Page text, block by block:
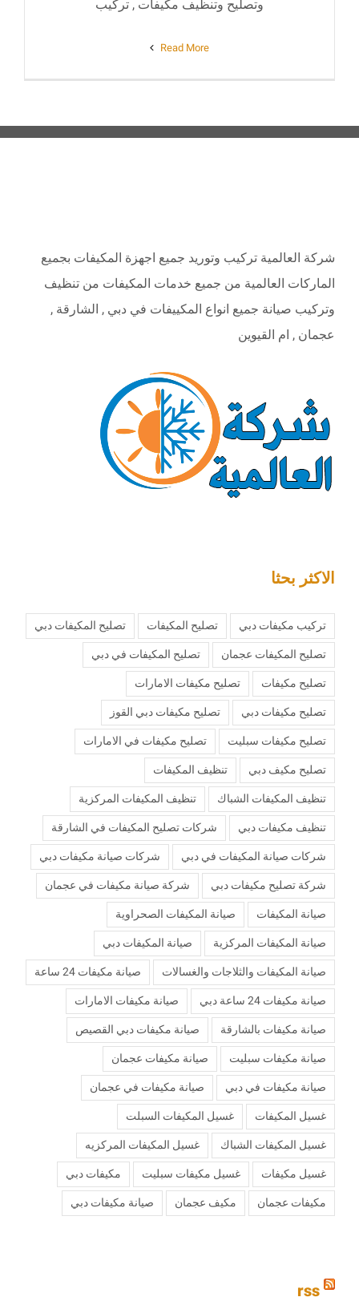
وتصليح وتنظيف مكيفات , تركيب
Read More
شركة العالمية تركيب وتوريد جميع اجهزة المكيفات بجميع
الماركات العالمية من جميع خدمات المكيفات من تنظيف
وتركيب صيانة جميع انواع المكييفات في دبي , الشارقة ,
عجمان , ام القيوين
الاكثر بحثا
تركيب مكيفات دبي تصليح المكيفات تصليح المكيفات دبي
تصليح المكيفات عجمان تصليح المكيفات في دبي
تصليح مكيفات تصليح مكيفات الامارات
تصليح مكيفات دبي تصليح مكيفات دبي القوز
تصليح مكيفات سبليت تصليح مكيفات في الامارات
تصليح مكيف دبي تنظيف المكيفات
تنظيف المكيفات الشباك تنظيف المكيفات المركزية
تنظيف مكيفات دبي شركات تصليح المكيفات في الشارقة
شركات صيانة المكيفات في دبي شركات صيانة مكيفات دبي
شركة تصليح مكيفات دبي شركة صيانة مكيفات في عجمان
صيانة المكيفات صيانة المكيفات الصحراوية
صيانة المكيفات المركزية صيانة المكيفات دبي
صيانة المكيفات والثلاجات والغسالات صيانة مكيفات 24 ساعة
صيانة مكيفات 24 ساعة دبي صيانة مكيفات الامارات
صيانة مكيفات بالشارقة صيانة مكيفات دبي القصيص
صيانة مكيفات سبليت صيانة مكيفات عجمان
صيانة مكيفات في دبي صيانة مكيفات في عجمان
غسيل المكيفات غسيل المكيفات السبلت
غسيل المكيفات الشباك غسيل المكيفات المركزيه
غسيل مكيفات غسيل مكيفات سبليت مكيفات دبي
مكيفات عجمان مكيف عجمان ‏صيانة مكيفات دبي
rss